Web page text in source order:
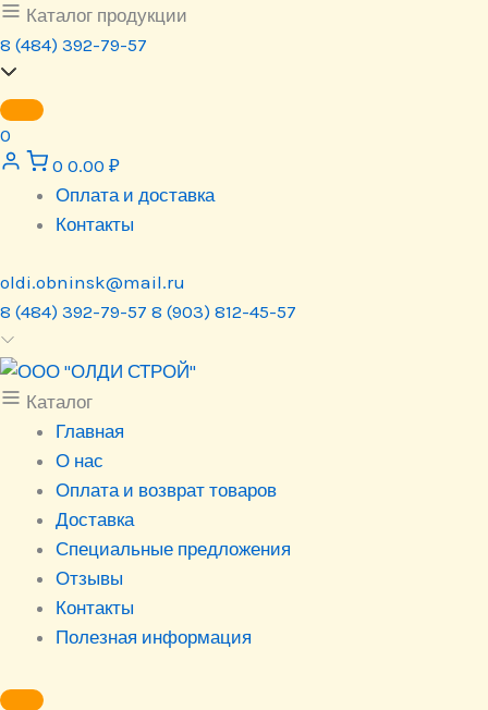
Перейти
к
содержимому
Каталог продукции
8 (484) 392-79-57
0
0 0.00 ₽
Оплата и доставка
Контакты
oldi.obninsk@mail.ru
8 (484) 392-79-57 8 (903) 812-45-57
Каталог
Главная
О нас
Оплата и возврат товаров
Доставка
Специальные предложения
Отзывы
Контакты
Полезная информация